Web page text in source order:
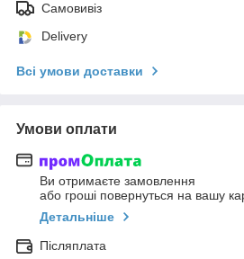
Самовивіз
Delivery
Всі умови доставки
Умови оплати
Ви отримаєте замовлення
або гроші повернуться на вашу
Детальніше
Післяплата